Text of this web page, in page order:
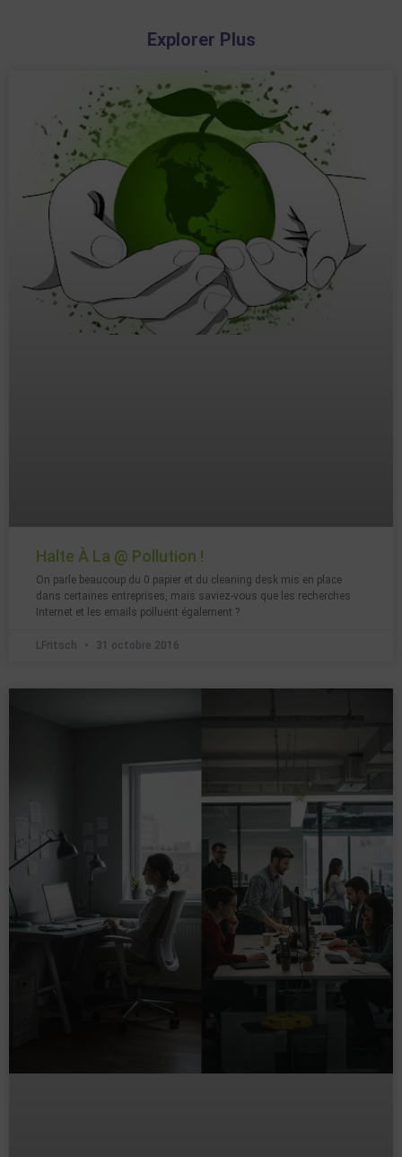
Explorer Plus
Halte À La @ Pollution !
On parle beaucoup du 0 papier et du cleaning desk mis en place
dans certaines entreprises, mais saviez-vous que les recherches
Internet et les emails polluent également ?
LFritsch 31 octobre 2016